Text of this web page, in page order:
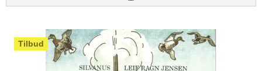
Tilbud